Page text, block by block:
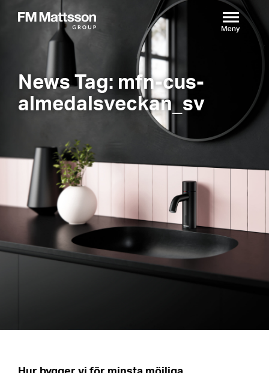
News Tag: mfn-cus-
almedalsveckan_sv